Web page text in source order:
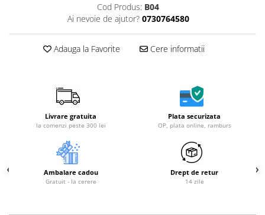
Cod Produs: B04
Ai nevoie de ajutor? 0730764580
Adauga la Favorite Cere informatii
Livrare gratuita
la comenzi peste 300 lei
Plata securizata
OP, plata online, ramburs
Ambalare cadou
Gratuit - la cerere
Drept de retur
14 zile